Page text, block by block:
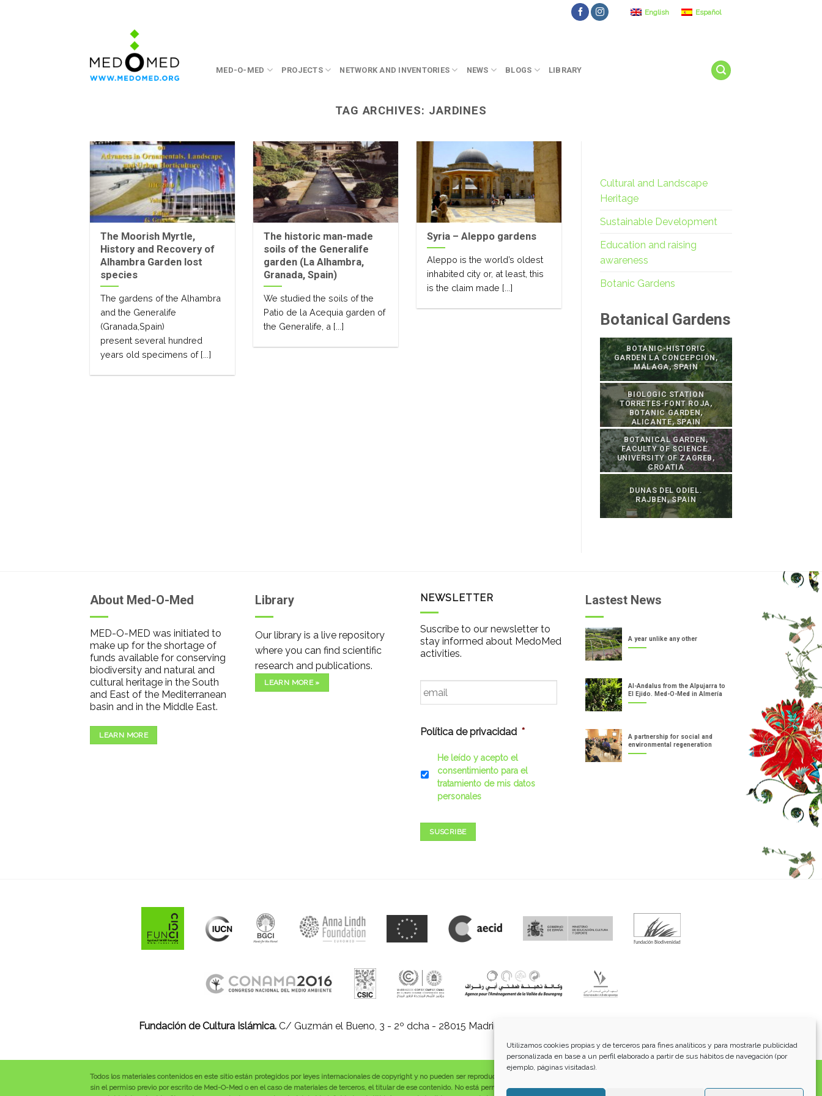
Utilizamos cookies propias y de terceros para fines analíticos y para mostrarle publicidad
personalizada en base a un perfil elaborado a partir de sus hábitos de navegación (por
ejemplo, páginas visitadas).
English Español
MED-O-MED PROJECTS NETWORK AND INVENTORIES NEWS BLOGS LIBRARY
TAG ARCHIVES: JARDINES
The Moorish Myrtle,
History and Recovery of
Alhambra Garden lost
species
The gardens of the Alhambra
and the Generalife
(Granada,Spain)
present several hundred
years old specimens of [...]
The historic man-made
soils of the Generalife
garden (La Alhambra,
Granada, Spain)
We studied the soils of the
Patio de la Acequia garden of
the Generalife, a [...]
Syria – Aleppo gardens
Aleppo is the world’s oldest
inhabited city or, at least, this
is the claim made [...]
Cultural and Landscape
Heritage
Sustainable Development
Education and raising
awareness
Botanic Gardens
Botanical Gardens
BOTANIC-HISTORIC
GARDEN LA CONCEPCIÓN,
MÁLAGA, SPAIN
BIOLOGIC STATION
TORRETES-FONT ROJA,
BOTANIC GARDEN,
ALICANTE, SPAIN
BOTANICAL GARDEN,
FACULTY OF SCIENCE.
UNIVERSITY OF ZAGREB,
CROATIA
DUNAS DEL ODIEL.
RAJBEN, SPAIN
About Med-O-Med
MED-O-MED was initiated to
make up for the shortage of
funds available for conserving
biodiversity and natural and
cultural heritage in the South
and East of the Mediterranean
basin and in the Middle East.
LEARN MORE
Library
Our library is a live repository
where you can find scientific
research and publications.
LEARN MORE »
NEWSLETTER
Suscribe to our newsletter to
stay informed about MedoMed
activities.
Email *
Política de privacidad *
He leído y acepto el
consentimiento para el
tratamiento de mis datos
personales
SUSCRIBE
Lastest News
A year unlike any other
Al-Andalus from the Alpujarra to
El Ejido. Med-O-Med in Almería
A partnership for social and
environmental regeneration
Fundación de Cultura Islámica.C/ Guzmán el Bueno, 3 - 2º dcha - 28015 Madrid |
Todos los materiales contenidos en este sitio están protegidos por leyes internacionales de copyright y no pueden ser reproducidos, distribuidos, transmitidos, exhibidos, publicados o retransmitidos
sin el permiso previo por escrito de Med-O-Med o en el caso de materiales de terceros, el titular de ese contenido. No está permitido borrar o alterar ninguna marca, derecho de autor u otro aviso de